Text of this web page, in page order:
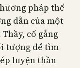
pháp thể
dẫn của một
cố gắng
tượng để tìm
luyện thần